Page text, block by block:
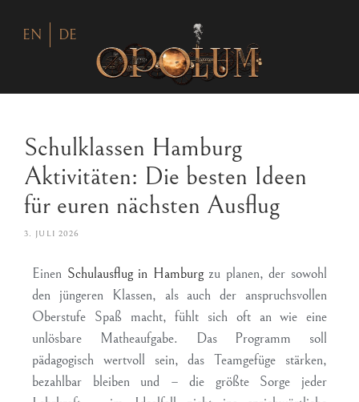
EN DE
Schulklassen Hamburg
Aktivitäten: Die besten Ideen
für euren nächsten Ausflug
3. JULI 2026
Einen Schulausflug in Hamburgzu planen, der sowohl
den jüngeren Klassen, als auch der anspruchsvollen
Oberstufe Spaß macht, fühlt sich oft an wie eine
unlösbare Matheaufgabe. Das Programm soll
pädagogisch wertvoll sein, das Teamgefüge stärken,
bezahlbar bleiben und – die größte Sorge jeder